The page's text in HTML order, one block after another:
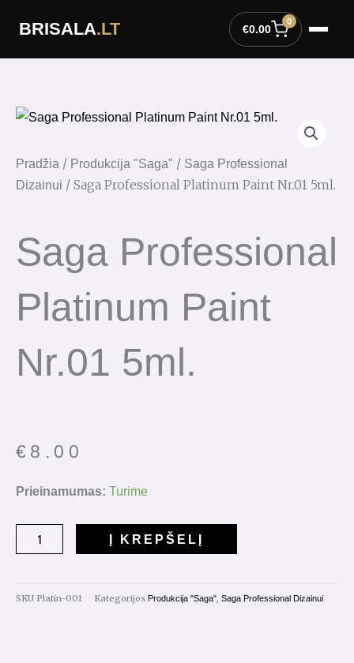
BRISALA.LT €0.00
0
Pradžia / Produkcija "Saga" / Saga Professional
Dizainui / Saga Professional Platinum Paint Nr.01 5ml.
Saga Professional
Platinum Paint
Nr.01 5ml.
€ 8.00
Prieinamumas: Turime
produkto
Professional
Paint
Į KREPŠELĮ
SKU Platin-001 Kategorijos Produkcija "Saga", Saga Professional Dizainui